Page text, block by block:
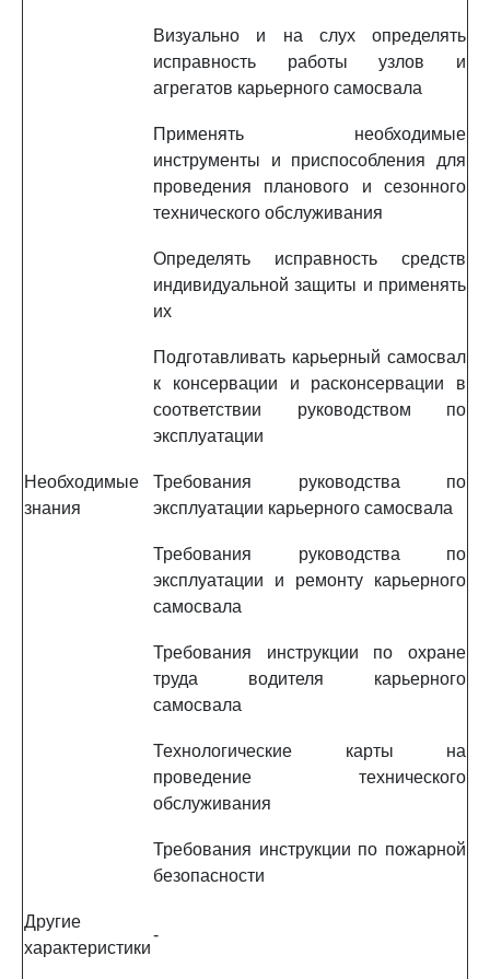
Визуально и на слух определять
исправность работы узлов и
агрегатов карьерного самосвала
Применять необходимые
инструменты и приспособления для
проведения планового и сезонного
технического обслуживания
Определять исправность средств
индивидуальной защиты и применять
их
Подготавливать карьерный самосвал
к консервации и расконсервации в
соответствии руководством по
эксплуатации
Необходимые
знания
Требования руководства по
эксплуатации карьерного самосвала
Требования руководства по
эксплуатации и ремонту карьерного
самосвала
Требования инструкции по охране
труда водителя карьерного
самосвала
Технологические карты на
проведение технического
обслуживания
Требования инструкции по пожарной
безопасности
Другие
характеристики
-